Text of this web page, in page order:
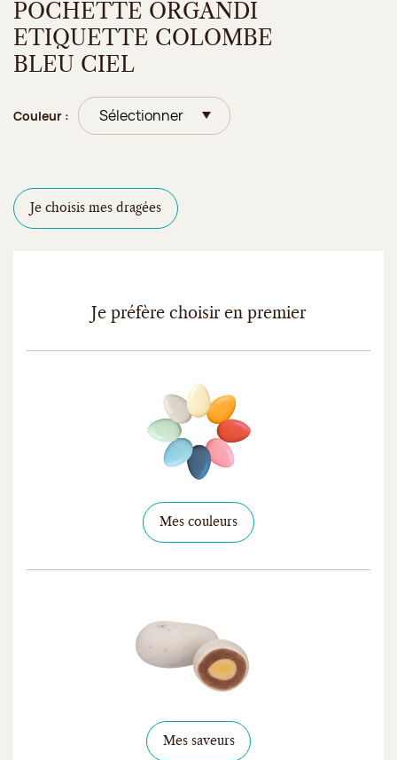
POCHETTE ORGANDI
ETIQUETTE COLOMBE
BLEU CIEL
Couleur :
Je choisis mes dragées
Je préfère choisir en premier
Mes couleurs
Mes saveurs